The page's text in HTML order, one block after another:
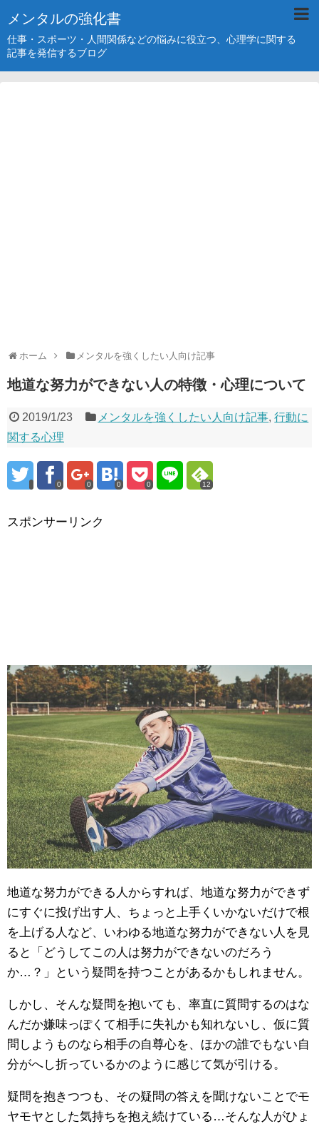
メンタルの強化書
仕事・スポーツ・人間関係などの悩みに役立つ、心理学に関する
記事を発信するブログ
ホーム メンタルを強くしたい人向け記事
地道な努力ができない人の特徴・心理について
2019/1/23 メンタルを強くしたい人向け記事,行動に
関する心理
0 0 0 0 12
スポンサーリンク
地道な努力ができる人からすれば、地道な努力ができず
にすぐに投げ出す人、ちょっと上手くいかないだけで根
を上げる人など、いわゆる地道な努力ができない人を見
ると「どうしてこの人は努力ができないのだろう
か…？」という疑問を持つことがあるかもしれません。
しかし、そんな疑問を抱いても、率直に質問するのはな
んだか嫌味っぽくて相手に失礼かも知れないし、仮に質
問しようものなら相手の自尊心を、ほかの誰でもない自
分がへし折っているかのように感じて気が引ける。
疑問を抱きつつも、その疑問の答えを聞けないことでモ
ヤモヤとした気持ちを抱え続けている…そんな人がひょ